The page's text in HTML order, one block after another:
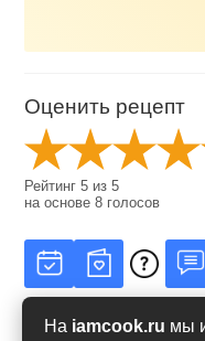
На iamcook.ru мы
Оценить рецепт
Рейтинг5 из5
на основе8 голосов